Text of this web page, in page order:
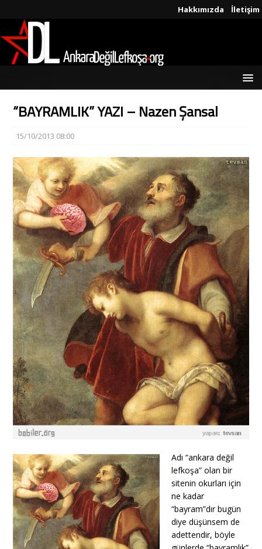
Hakkımızda İletişim
“BAYRAMLIK” YAZI – Nazen Şansal
15/10/2013 08:00
Adı “ankara değil
lefkoşa” olan bir
sitenin okurları için
ne kadar
“bayram”dır bugün
diye düşünsem de
adettendir, böyle